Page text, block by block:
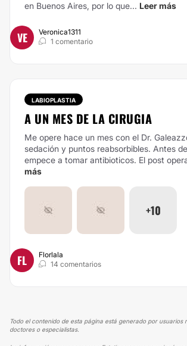
en Buenos Aires, por lo que... Leer más
VE
Veronica1311
1 comentario
LABIOPLASTIA
A UN MES DE LA CIRUGIA
Me opere hace un mes con el Dr.
sedación y puntos reabsorbibles. Antes
empece a tomar antibioticos. El post
más
+10
FL
Florlala
14 comentarios
Todo el contenido de esta página está generado por usuarios
doctores o especialistas.